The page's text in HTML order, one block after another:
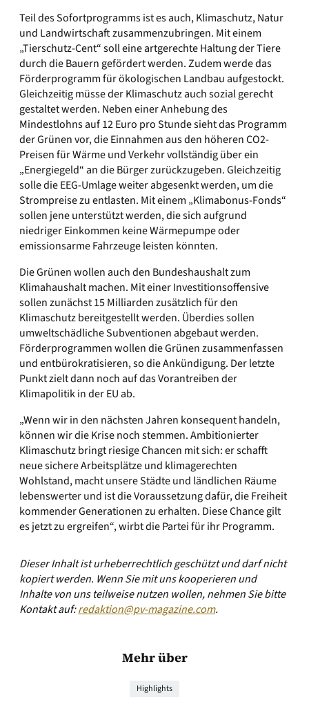
Teil des Sofortprogramms ist es auch, Klimaschutz, Natur
und Landwirtschaft zusammenzubringen. Mit einem
„Tierschutz-Cent“ soll eine artgerechte Haltung der Tiere
durch die Bauern gefördert werden. Zudem werde das
Förderprogramm für ökologischen Landbau aufgestockt.
Gleichzeitig müsse der Klimaschutz auch sozial gerecht
gestaltet werden. Neben einer Anhebung des
Mindestlohns auf 12 Euro pro Stunde sieht das Programm
der Grünen vor, die Einnahmen aus den höheren CO2-
Preisen für Wärme und Verkehr vollständig über ein
„Energiegeld“ an die Bürger zurückzugeben. Gleichzeitig
solle die EEG-Umlage weiter abgesenkt werden, um die
Strompreise zu entlasten. Mit einem „Klimabonus-Fonds“
sollen jene unterstützt werden, die sich aufgrund
niedriger Einkommen keine Wärmepumpe oder
emissionsarme Fahrzeuge leisten könnten.
Die Grünen wollen auch den Bundeshaushalt zum
Klimahaushalt machen. Mit einer Investitionsoffensive
sollen zunächst 15 Milliarden zusätzlich für den
Klimaschutz bereitgestellt werden. Überdies sollen
umweltschädliche Subventionen abgebaut werden.
Förderprogrammen wollen die Grünen zusammenfassen
und entbürokratisieren, so die Ankündigung. Der letzte
Punkt zielt dann noch auf das Vorantreiben der
Klimapolitik in der EU ab.
„Wenn wir in den nächsten Jahren konsequent handeln,
können wir die Krise noch stemmen. Ambitionierter
Klimaschutz bringt riesige Chancen mit sich: er schafft
neue sichere Arbeitsplätze und klimagerechten
Wohlstand, macht unsere Städte und ländlichen Räume
lebenswerter und ist die Voraussetzung dafür, die Freiheit
kommender Generationen zu erhalten. Diese Chance gilt
es jetzt zu ergreifen“, wirbt die Partei für ihr Programm.
Dieser Inhalt ist urheberrechtlich geschützt und darf nicht
kopiert werden. Wenn Sie mit uns kooperieren und
Inhalte von uns teilweise nutzen wollen, nehmen Sie bitte
Kontakt auf:redaktion@pv-magazine.com.
Mehr über
Highlights